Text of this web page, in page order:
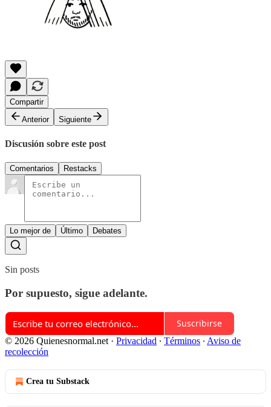
Compartir
Anterior
Siguiente
Discusión sobre este post
Comentarios Restacks
Lo mejor de Último Debates
Sin posts
Por supuesto, sigue adelante.
Suscribirse
© 2026 Quienesnormal.net · Privacidad ∙ Términos ∙ Aviso de
recolección
Crea tu Substack